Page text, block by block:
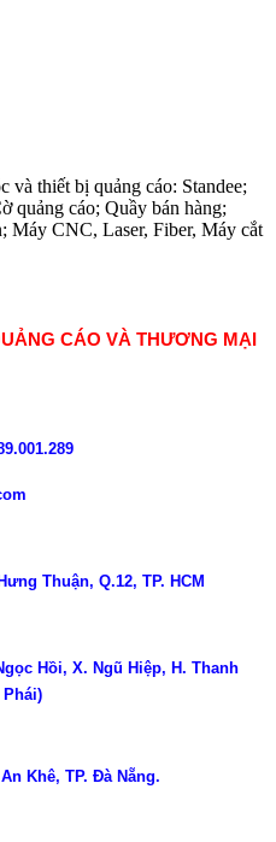
và thiết bị quảng cáo: Standee;
quảng cáo; Quầy bán hàng;
Máy CNC, Laser, Fiber, Máy cắt
CÁO VÀ THƯƠNG MẠI
Thuận, Q.12, TP. HCM
Hồi, X. Ngũ Hiệp, H. Thanh
Khê, TP. Đà Nẵng.